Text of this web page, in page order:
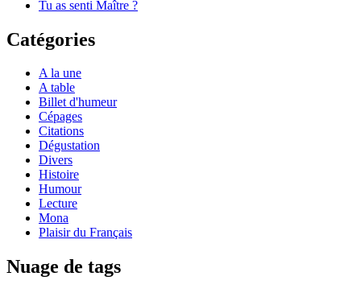
Tu as senti Maître ?
Catégories
A la une
A table
Billet d'humeur
Cépages
Citations
Dégustation
Divers
Histoire
Humour
Lecture
Mona
Plaisir du Français
Nuage de tags